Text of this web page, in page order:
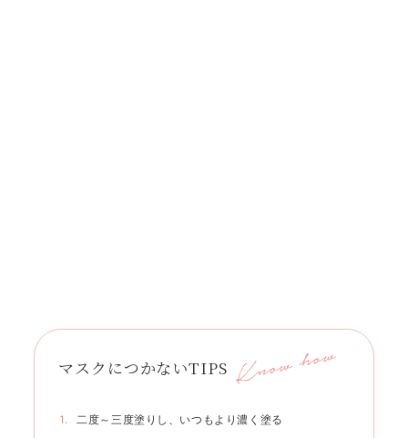
マスクにつかないTIPS
二度～三度塗りし、いつもより濃く塗る